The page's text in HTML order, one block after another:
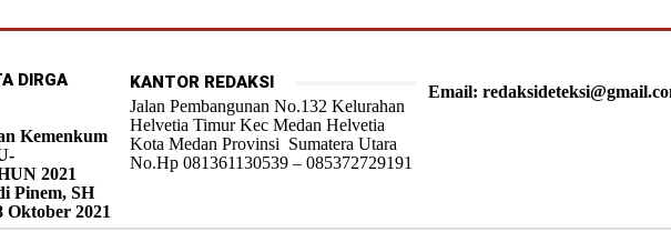
DIRGA
Kemenkum
2021
Pinem, SH
Oktober 2021
KANTOR REDAKSI
Jalan Pembangunan No.132 Kelurahan
Helvetia Timur Kec Medan Helvetia
Kota Medan Provinsi Sumatera Utara
No.Hp 081361130539 – 085372729191
Email: